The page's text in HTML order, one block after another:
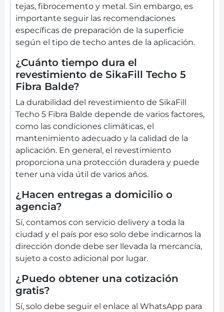
tejas, fibrocemento y metal. Sin embargo, es
importante seguir las recomendaciones
específicas de preparación de la superficie
según el tipo de techo antes de la aplicación.
¿Cuánto tiempo dura el
revestimiento de SikaFill Techo 5
Fibra Balde?
La durabilidad del revestimiento de SikaFill
Techo 5 Fibra Balde depende de varios factores,
como las condiciones climáticas, el
mantenimiento adecuado y la calidad de la
aplicación. En general, el revestimiento
proporciona una protección duradera y puede
tener una vida útil de varios años.
¿Hacen entregas a domicilio o
agencia?
Sí, contamos con servicio delivery a toda la
ciudad y el país por eso solo debe indicarnos la
dirección donde debe ser llevada la mercancía,
sujeto a costo adicional por lugar.
¿Puedo obtener una cotización
gratis?
Sí, solo debe seguir el enlace al WhatsApp para